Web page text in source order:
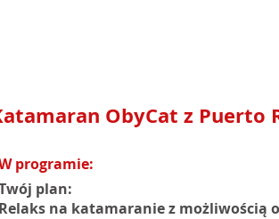
ObyCat z Puerto
programie:
plan:
Relaks na katamaranie z możliwością